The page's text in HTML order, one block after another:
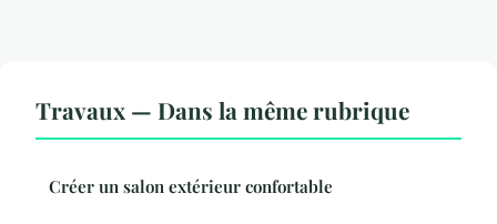
Travaux — Dans la même rubrique
Créer un salon extérieur confortable